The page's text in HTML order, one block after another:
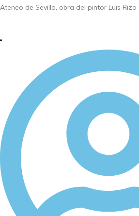
Ateneo de Sevilla, obra del pintor Luis Rizo